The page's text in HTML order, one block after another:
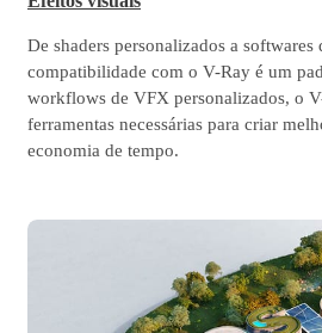
De shaders personalizados a
compatibilidade com o V-Ray é um
workflows de VFX personalizados, o
ferramentas necessárias para criar
economia de tempo.